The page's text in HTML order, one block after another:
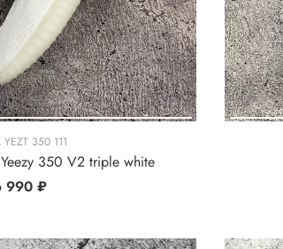
YEZT 350 111
350 V2 triple white
990 ₽